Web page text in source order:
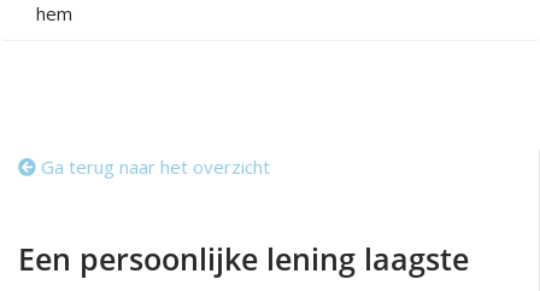
hem
Ga terug naar het overzicht
Een persoonlijke lening laagste